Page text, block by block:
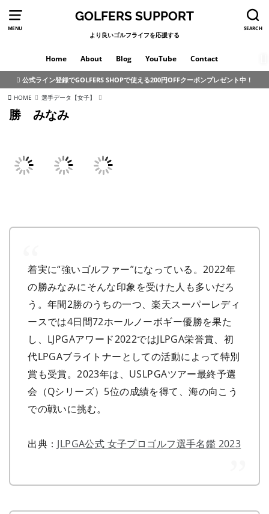
MENU SEARCH
GOLFERS SUPPORT
より良いゴルフライフを応援する
Home About Blog YouTube Contact
公式ライン登録でGOLFERS SHOPで使える200円OFFクーポンプレゼント中！
HOME 選手データ【女子】
勝 みなみ
着実に“強いゴルファー”になっている。2022年
の勝みなみにそんな印象を受けた人も多いだろ
う。年間2勝のうちの一つ、楽天スーパーレディ
ースでは4日間72ホールノーボギー優勝を果た
し、LJPGAアワード2022ではJLPGA栄誉賞、初
代LPGAブライトナーとしての活動によって特別
賞も受賞。2023年は、USLPGAツアー最終予選
会（Qシリーズ）5位の成績を得て、海の向こう
での戦いに挑む。
出典： JLPGA公式 女子プロゴルフ選手名鑑 2023